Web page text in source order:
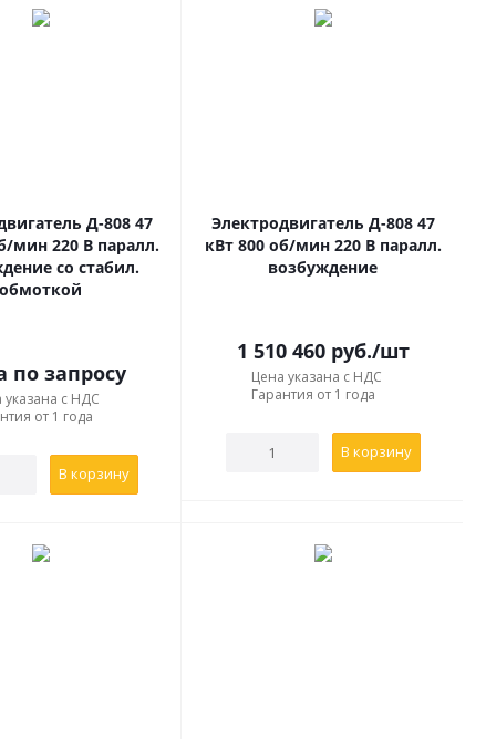
Д-808 47
мин 220 В паралл.
со стабил.
обмоткой
по запросу
указана с НДС
от 1 года
В корзину
Электродвигатель Д-808 47
кВт 800 об/мин 220 В паралл.
возбуждение
1 510 460руб./шт
Цена указана с НДС
Гарантия от 1 года
В корзину